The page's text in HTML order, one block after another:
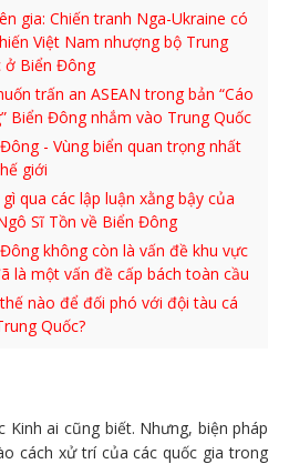
gia: Chiến tranh Nga-Ukraine có
Việt Nam nhượng bộ Trung
ở Biển Đông
trấn an ASEAN trong bản “Cáo
Biển Đông nhắm vào Trung Quốc
- Vùng biển quan trọng nhất
giới
qua các lập luận xằng bậy của
Sĩ Tồn về Biển Đông
không còn là vấn đề khu vực
là một vấn đề cấp bách toàn cầu
nào để đối phó với đội tàu cá
Quốc?
Kinh ai cũng biết. Nhưng, biện pháp
cách xử trí của các quốc gia trong